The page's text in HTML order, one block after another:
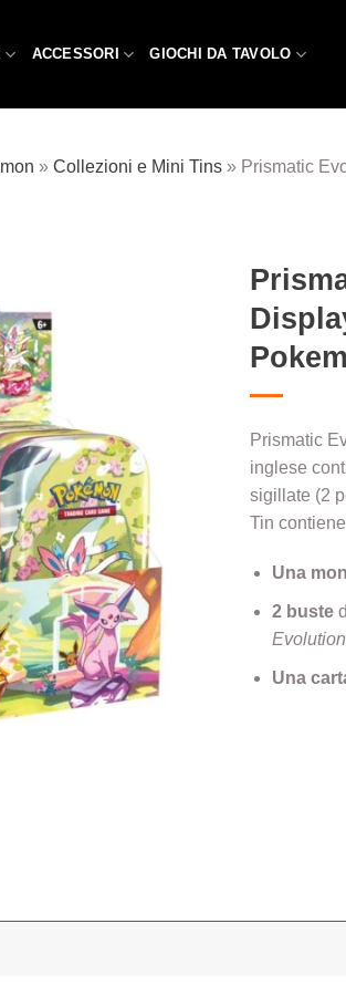
ACCESSORI GIOCHI DA TAVOLO
» Collezioni e Mini Tins » Prismatic
Prismatic
inglese
sigillate (2
Tin
Una
2 buste
Una